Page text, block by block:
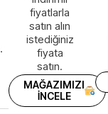
fiyatlarla
satın alın
istediğiniz
fiyata
satın.
MAĞAZIMIZI
İNCELE